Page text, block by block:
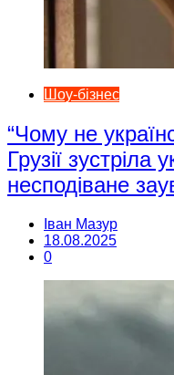
Шоу-бізнес
“Чому не
Грузії зустріла
несподіване
Іван Мазур
18.08.2025
0